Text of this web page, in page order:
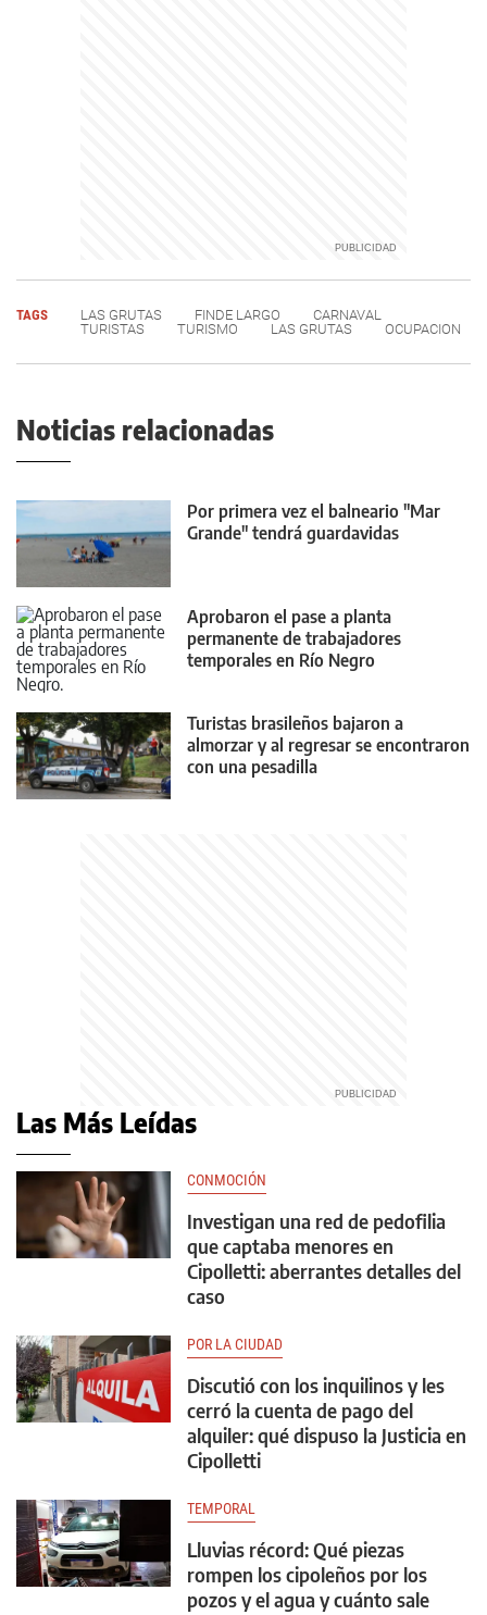
TAGS LAS GRUTAS FINDE LARGO
CARNAVAL
TURISTAS
TURISMO LAS GRUTAS OCUPACION
Noticias relacionadas
Por primera vez el balneario "Mar
Grande" tendrá guardavidas
Aprobaron el pase a planta
permanente de trabajadores
temporales en Río Negro
Turistas brasileños bajaron a
almorzar y al regresar se encontraron
con una pesadilla
Las Más Leídas
CONMOCIÓN
Investigan una red de pedofilia
que captaba menores en
Cipolletti: aberrantes detalles del
caso
POR LA CIUDAD
Discutió con los inquilinos y les
cerró la cuenta de pago del
alquiler: qué dispuso la Justicia en
Cipolletti
TEMPORAL
Lluvias récord: Qué piezas
rompen los cipoleños por los
pozos y el agua y cuánto sale